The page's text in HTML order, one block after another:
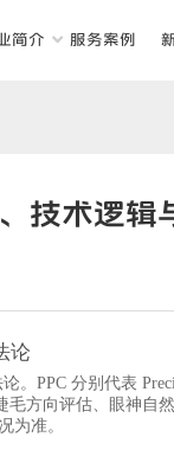
简介 服务案例
技术逻辑
论
论。PPC 分别代表
毛方向评估、眼神自
为准。